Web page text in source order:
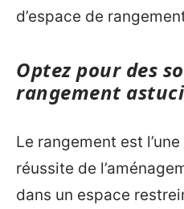
d’espace de
Optez pour des
rangement
Le rangement est
réussite de
dans un espace